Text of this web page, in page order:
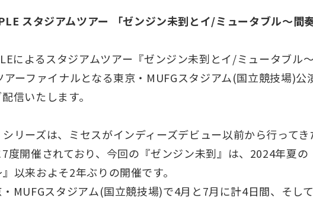
スタジアムツアー 「ゼンジン未到とイ/ミュータブル〜間
によるスタジアムツアー『ゼンジン未到とイ/ミュータブル
ーファイナルとなる東京・MUFGスタジアム(国立競技場)
信いたします。
シリーズは、ミセスがインディーズデビュー以前から行って
度開催されており、今回の『ゼンジン未到』は、2024年夏
以来およそ2年ぶりの開催です。
MUFGスタジアム(国立競技場)で4月と7月に計4日間、そし